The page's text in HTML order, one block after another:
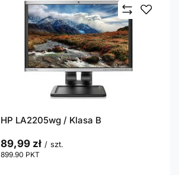
HP LA2205wg / Klasa B
89,99 zł / szt.
899.90 PKT